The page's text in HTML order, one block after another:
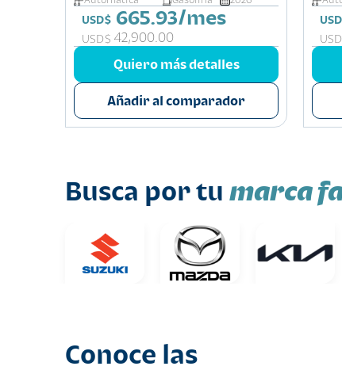
USD$ 665.93/mes
USD$ 42,900.00
Quiero más detalles
Añadir al comparador
Busca por tu marca
Conoce las